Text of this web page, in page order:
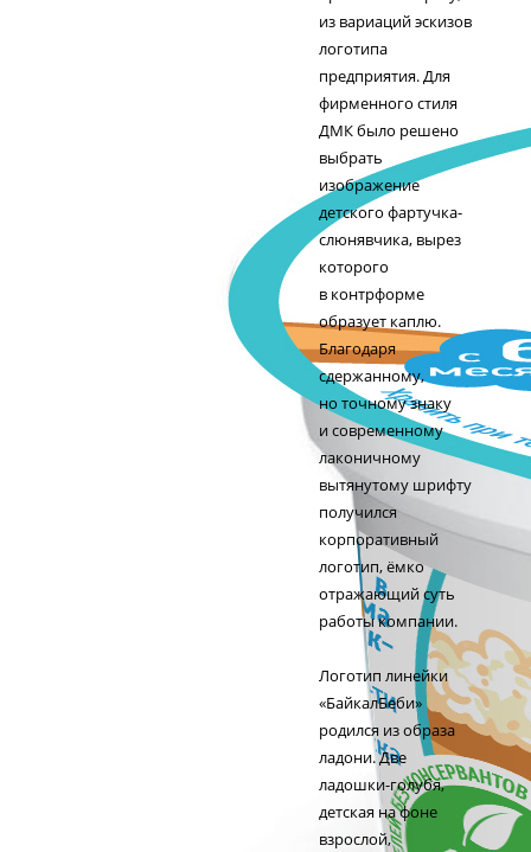
из вариаций эскизов
логотипа
предприятия. Для
фирменного стиля
ДМК было решено
выбрать
изображение
детского фартучка-
слюнявчика, вырез
которого
в контрформе
образует каплю.
Благодаря
сдержанному,
но точному знаку
и современному
лаконичному
вытянутому шрифту
получился
корпоративный
логотип, ёмко
отражающий суть
работы компании.
Логотип линейки
«БайкалБеби»
родился из образа
ладони. Две
ладошки-голубя,
детская на фоне
взрослой,